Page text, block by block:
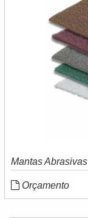
Mantas Abrasivas
Orçamento